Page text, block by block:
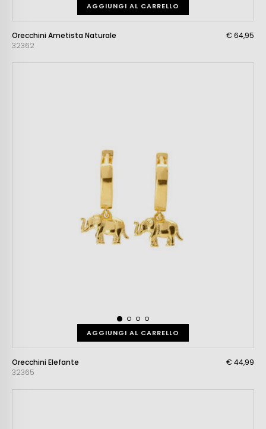
AGGIUNGI AL CARRELLO
Orecchini Ametista Naturale
32362
€ 64,95
AGGIUNGI AL CARRELLO
Orecchini Elefante
32365
€ 44,99